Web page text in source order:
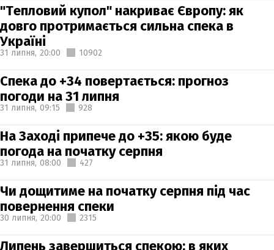
"Тепловий купол" накриває Європу: як
довго протримається сильна спека в
Україні
31 липня, 20:00 10902
Спека до +34 повертається: прогноз
погоди на 31 липня
31 липня, 09:15 928
На Заході припече до +35: якою буде
погода на початку серпня
31 липня, 08:00 427
Чи дощитиме на початку серпня під час
повернення спеки
30 липня, 20:00 2315
Липень завершиться спекою: в яких